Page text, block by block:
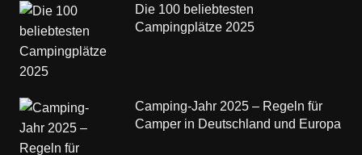
Die 100 beliebtesten
Campingplätze 2025
Camping-Jahr 2025 – Regeln für
Camper in Deutschland und Europa